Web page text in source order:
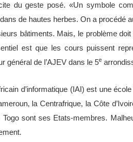
du geste posé. «Un symbole
de hautes herbes. On a procédé
bâtiments. Mais, le problème
est que les cours puissent
général de l’AJEV dans le 5e
d’informatique (IAI) est une
la Centrafrique, la Côte
Togo sont ses Etats-membres.